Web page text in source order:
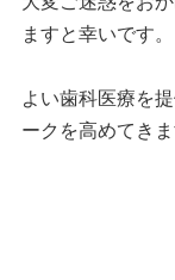
ますと幸いです。
よい歯科医療を
ークを高めてき